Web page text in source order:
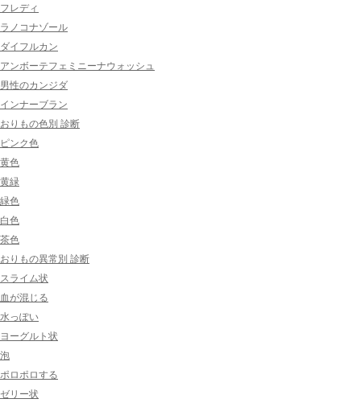
フレディ
ラノコナゾール
ダイフルカン
アンボーテフェミニーナウォッシュ
男性のカンジダ
インナーブラン
おりもの色別 診断
ピンク色
黄色
黄緑
緑色
白色
茶色
おりもの異常別 診断
スライム状
血が混じる
水っぽい
ヨーグルト状
泡
ポロポロする
ゼリー状